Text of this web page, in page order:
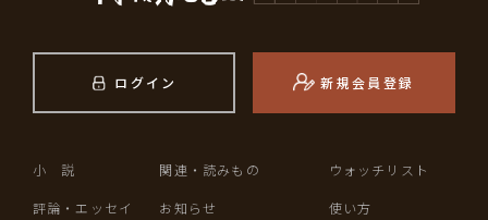
ログイン 新規会員登録
小 説
評論・エッセイ
関連・読みもの
お知らせ
ウォッチリスト
使い方